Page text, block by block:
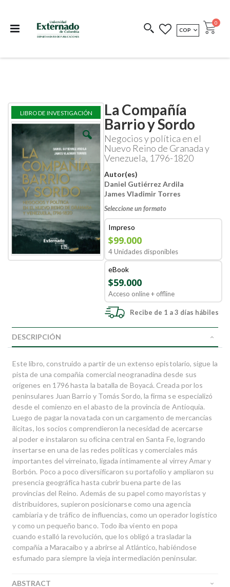
COEDICIONES REDIMIR CÓDIGO
MONEDA
COP Cart
0
La Compañía
Barrio y Sordo
Negocios y política en el
Nuevo Reino de Granada y
Venezuela, 1796-1820
Autor(es)
Daniel Gutiérrez Ardila
James Vladimir Torres
Seleccione un formato
Impreso
$99.000
4 Unidades disponibles
eBook
$59.000
Acceso online + offline
Recibe de 1 a 3 días hábiles
Skip
the
images
gallery
Skip
the
beginning
images
gallery
LIBRO DE INVESTIGACIÓN
DESCRIPCIÓN
Este libro, construido a partir de un extenso epistolario, sigue la
pista de una compañía comercial neogranadína desde sus
orígenes en 1796 hasta la batalla de Boyacá. Creada por los
peninsulares Juan Barrio y Tomás Sordo, la firma se especializó
desde el comienzo en el abasto de la provincia de Antioquia.
Luego de pagar la novatada con un cargamento de mercancías
ilícitas, los socios comprendieron la necesidad de acercarse
al poder e instalaron su oficina central en Santa Fe, logrando
insertarse en una de las redes políticas y comerciales más
importantes del virreinato, ligada íntimamente al virrey Amar y
Borbón. Poco a poco diversificaron su portafolio y ampliaron su
presencia geográfica hasta cubrir buena parte de las
provincias del Reino. Además de su papel como mayoristas y
distribuidores, supieron posicionarse como una agencia
cambiaria y de tráfico de influencias, como un operador logístico
y como un pequeño banco. Todo iba viento en popa
cuando estalló la revolución, que los obligó a trasladar la
compañía a Maracaibo y a abrirse al Atlántico, habiéndose
esfumado para siempre la vieja intermediación peninsular.
ABSTRACT